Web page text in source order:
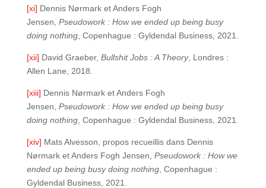
[xi] Dennis Nørmark et Anders Fogh
Jensen, Pseudowork : How we ended up being busy
doing nothing, Copenhague : Gyldendal Business, 2021.
[xii] David Graeber, Bullshit Jobs : A Theory, Londres :
Allen Lane, 2018.
[xiii] Dennis Nørmark et Anders Fogh
Jensen, Pseudowork : How we ended up being busy
doing nothing, Copenhague : Gyldendal Business, 2021.
[xiv] Mats Alvesson, propos recueillis dans Dennis
Nørmark et Anders Fogh Jensen, Pseudowork : How we
ended up being busy doing nothing, Copenhague :
Gyldendal Business, 2021.